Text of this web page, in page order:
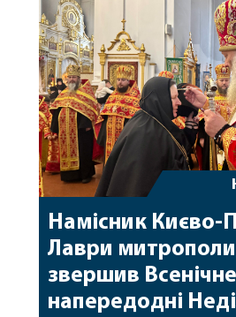
(Торак), секретар Єпархіяльної
Філарет (Олівінський), намісник
чоловічого монастиря м.
Аркадій (Сенчуківський), […]
Намісник Києво-
Лаври
звершив
напередодні